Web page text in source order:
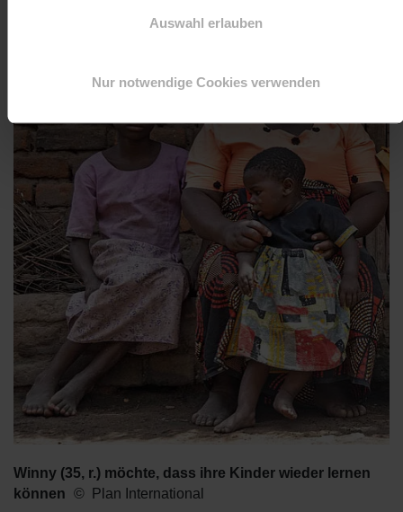
Auswahl erlauben
Nur notwendige Cookies verwenden
Winny (35, r.) möchte, dass ihre Kinder wieder lernen
können
Plan International